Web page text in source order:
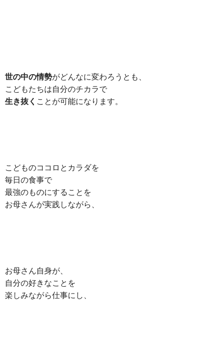
世の中の情勢がどんなに変わろうとも、
こどもたちは自分のチカラで
生き抜く ことが可能になります。
こどものココロとカラダを
毎日の食事で
最強のものにすることを
お母さんが実践しながら、
お母さん自身が、
自分の好きなことを
楽しみながら仕事にし、